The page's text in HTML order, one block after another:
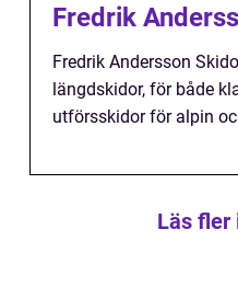
Fredrik
Fredrik Andersson
längdskidor, för både
utförsskidor för alpin
Läs fler